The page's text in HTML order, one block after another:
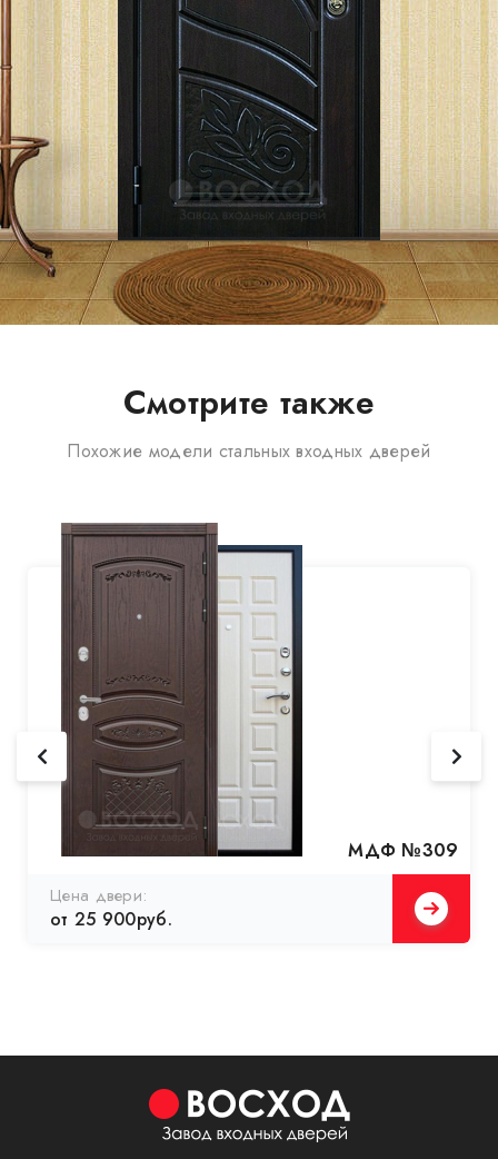
Смотрите также
Похожие модели стальных входных дверей
МДФ №309
Цена двери:
от 25 900руб.